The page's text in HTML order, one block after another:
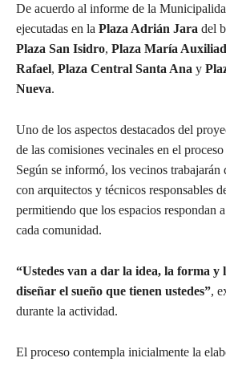
De acuerdo al informe de la
ejecutadas en la Plaza Adrián Jara del
Plaza San Isidro, Plaza María
Rafael, Plaza Central Santa Ana y
Nueva.
Uno de los aspectos destacados del
de las comisiones vecinales en el
Según se informó, los vecinos trabajarán
con arquitectos y técnicos responsables
permitiendo que los espacios respondan
cada comunidad.
“Ustedes van a dar la idea, la forma y
diseñar el sueño que tienen ustedes”,
durante la actividad.
El proceso contempla inicialmente la